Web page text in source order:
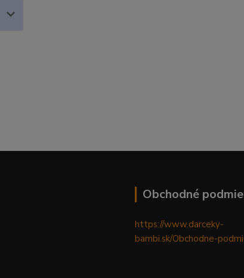
Obchodné
https://www.darceky-
bambi.sk/Obchodne-